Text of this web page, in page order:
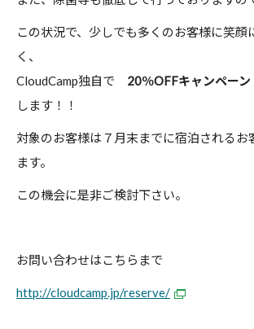
この状況で、少しでも多くのお客様に笑顔
く、
CloudCamp独自で 20％OFFキャンペー
します！！
対象のお客様は７月末までに宿泊されるお
ます。
この機会に是非ご検討下さい。
お問い合わせはこちらまで
http://cloudcamp.jp/reserve/